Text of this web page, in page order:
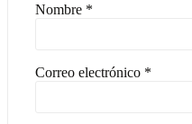
Nombre *
Correo electrónico *